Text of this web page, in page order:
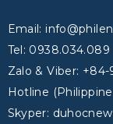
Email:
Tel: 0938.034.089
Zalo & Viber:
Hotline
Skyper: